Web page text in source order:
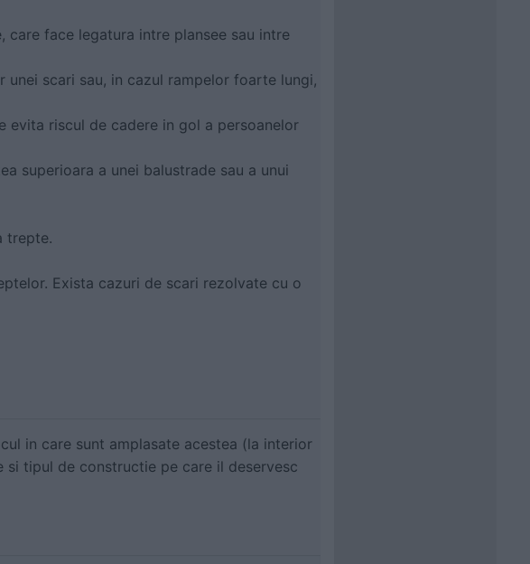
care face legatura intre plansee sau intre
scari sau, in cazul rampelor foarte lungi,
evita riscul de cadere in gol a persoanelor
superioara a unei balustrade sau a unui
trepte.
Exista cazuri de scari rezolvate cu o
in care sunt amplasate acestea (la interior
si tipul de constructie pe care il deservesc